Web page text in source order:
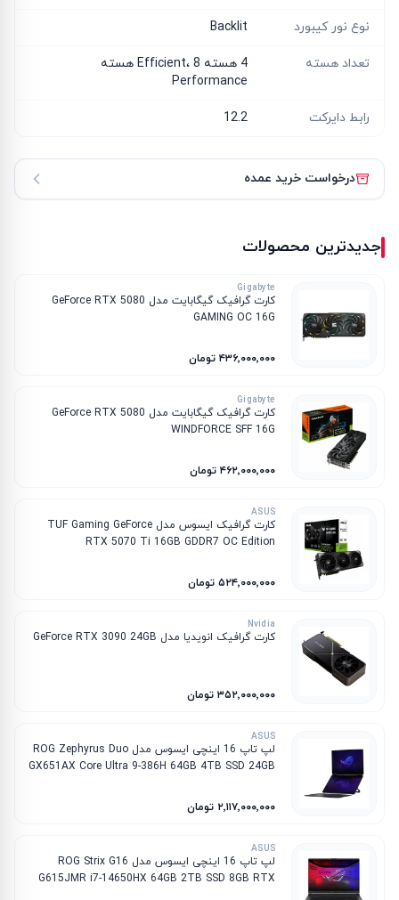
نوع نور کیبورد Backlit
تعداد هسته
4 هسته Efficient، 8 هسته
Performance
رابط دایرکت 12.2
درخواست خرید عمده
جدیدترین محصولات
Gigabyte
کارت گرافیک گیگابایت مدل GeForce RTX 5080
GAMING OC 16G
۴۳۶٬۰۰۰٬۰۰۰ تومان
Gigabyte
کارت گرافیک گیگابایت مدل GeForce RTX 5080
WINDFORCE SFF 16G
۴۶۲٬۰۰۰٬۰۰۰ تومان
ASUS
کارت گرافیک ایسوس مدل TUF Gaming GeForce
RTX 5070 Ti 16GB GDDR7 OC Edition
۵۲۴٬۰۰۰٬۰۰۰ تومان
Nvidia
کارت گرافیک انویدیا مدل GeForce RTX 3090 24GB
۳۵۲٬۰۰۰٬۰۰۰ تومان
ASUS
لپ تاپ 16 اینچی ایسوس مدل ROG Zephyrus Duo
GX651AX Core Ultra 9-386H 64GB 4TB SSD 24GB
۲٬۱۱۷٬۰۰۰٬۰۰۰ تومان
ASUS
لپ تاپ 16 اینچی ایسوس مدل ROG Strix G16
G615JMR i7-14650HX 64GB 2TB SSD 8GB RTX